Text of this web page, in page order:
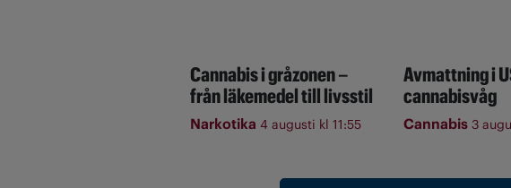
Cannabis i gråzonen –
från läkemedel till livsstil
Narkotika 4 augusti kl 11:55
Avmattning i
cannabisvåg
Cannabis 3